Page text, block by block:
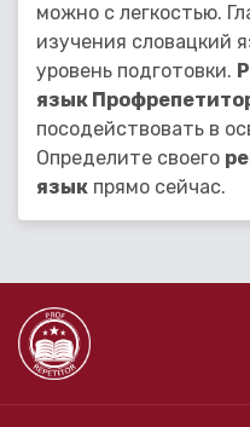
можно с легкостью.
изучения словацкий
уровень подготовки.
язык
посодействовать в
Определите своего
язык прямо сейчас.